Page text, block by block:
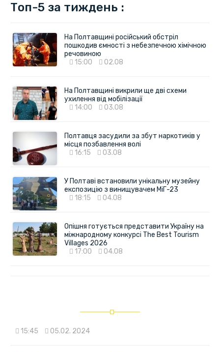
Топ-5 за тиждень :
На Полтавщині російський обстріл
пошкодив ємності з небезпечною хімічною
речовиною
15:00
02.08
На Полтавщині викрили ще дві схеми
ухилення від мобілізації
14:00
03.08
Полтавця засудили за збут наркотиків у
місця позбавлення волі
16:15
03.08
У Полтаві встановили унікальну музейну
експозицію з винищувачем МіГ-23
18:15
04.08
Опішня готується представити Україну на
міжнародному конкурсі The Best Tourism
Villages 2026
17:00
04.08
15:45 05.02. 2024